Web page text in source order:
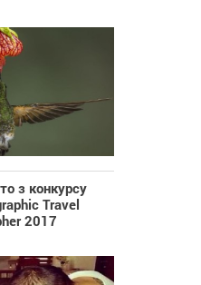
з конкурсу
Travel
2017